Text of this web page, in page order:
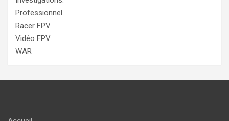
Professionnel
Racer FPV
Vidéo FPV
WAR